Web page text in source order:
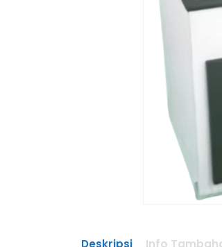
Deskripsi Info